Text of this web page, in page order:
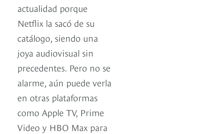
actualidad porque
Netflix la sacó de su
catálogo, siendo una
joya audiovisual sin
precedentes. Pero no se
alarme, aún puede verla
en otras plataformas
como Apple TV, Prime
Video y HBO Max para